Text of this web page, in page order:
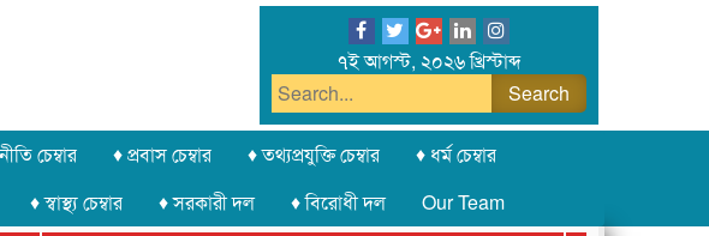
৭ই আগস্ট, ২০২৬ খ্রিস্টাব্দ
চেম্বার ♦ প্রবাস চেম্বার ♦ তথ্যপ্রযুক্তি চেম্বার
♦ ধর্ম চেম্বার
♦ স্বাস্থ্য চেম্বার ♦ সরকারী দল ♦ বিরোধী দল
Our Team